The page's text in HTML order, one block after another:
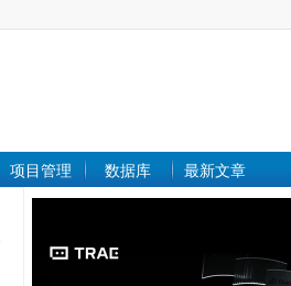
项目管理 数据库 最新文章